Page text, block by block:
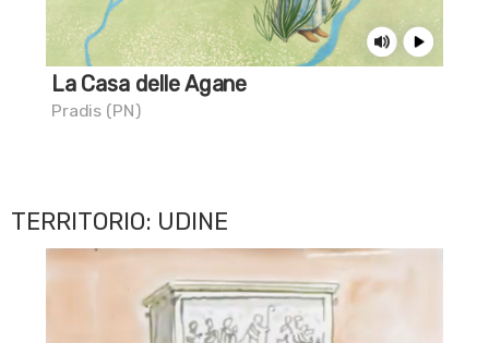
La Casa delle Agane
Pradis (PN)
TERRITORIO: UDINE